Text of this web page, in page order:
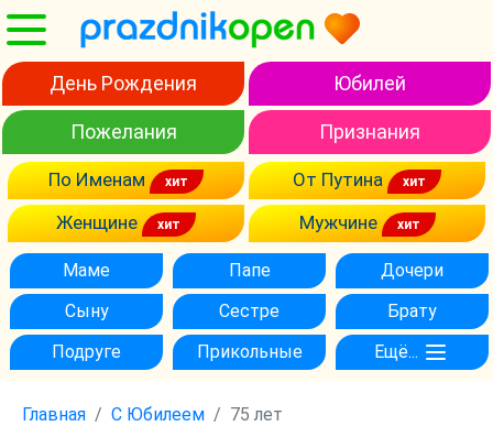
День Рождения Юбилей
Пожелания Признания
По Именам
От Путина
Женщине
Мужчине
Маме Папе
Дочери
Сыну
Сестре
Брату
Подруге
Прикольные Ещё...
Главная С Юбилеем 75 лет